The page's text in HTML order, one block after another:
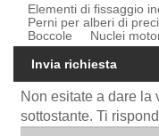
Elementi di fissaggio
Perni per alberi di
Boccole
Nuclei
Invia richiesta
Non esitate a dare la
sottostante. Ti